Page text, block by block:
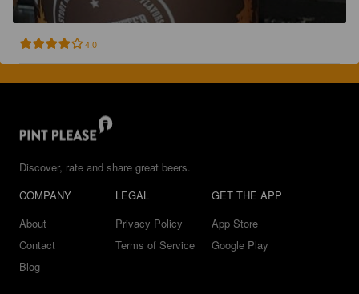
4.0
Discover, rate and share great beers.
COMPANY
About
Contact
Blog
LEGAL
Privacy Policy
Terms of Service
GET THE APP
App Store
Google Play